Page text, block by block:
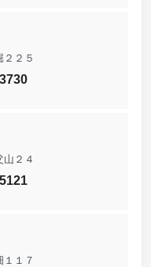
２５
２４
１７